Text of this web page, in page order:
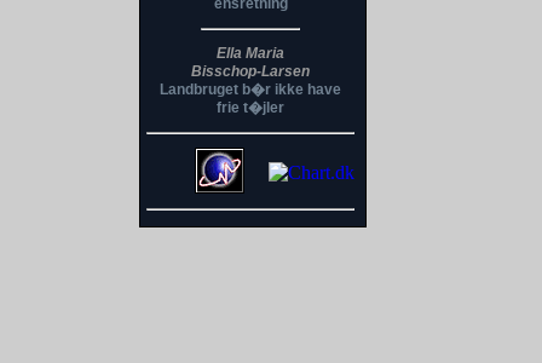
ensretning
Ella Maria
Bisschop-Larsen
Landbruget b�r ikke have
frie t�jler